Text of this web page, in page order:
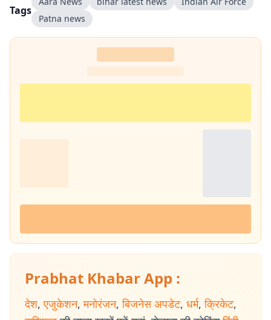
Tags
Patna news
Prabhat Khabar App :
देश, एजुकेशन, मनोरंजन, बिजनेस अपडेट, धर्म, क्रिकेट,